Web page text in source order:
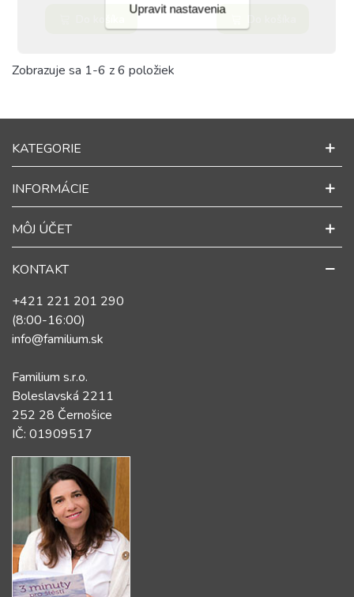
Upravit nastavenia
Zobrazuje sa 1-6 z 6 položiek
KATEGORIE
INFORMÁCIE
MÔJ ÚČET
KONTAKT
+421 221 201 290
(8:00-16:00)
info@familium.sk
Familium s.r.o.
Boleslavská 2211
252 28 Černošice
IČ: 01909517